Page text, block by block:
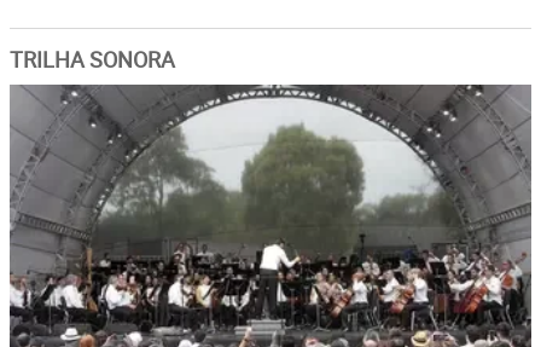
TRILHA SONORA